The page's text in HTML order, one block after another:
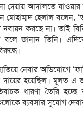
না দেয়ায় আদালতে
মোহাম্মদ হেলাল
করছে না। তাই
বলে জানান তিনি।
নেবার অভিযোগে
হয়েছিল। মূলত এ
ধারণা তৈরি
ব্যবসার সুযোগ